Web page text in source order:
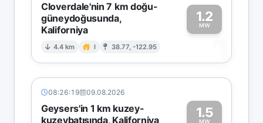
Cloverdale'nin 7 km doğu-
güneydoğusunda,
Kaliforniya
4.4 km I 38.77, -122.95
1.2
MW
1
08:26:19 09.08.2026
Geysers'in 1 km kuzey-
kuzeybatısında, Kaliforniya
1.5
MW